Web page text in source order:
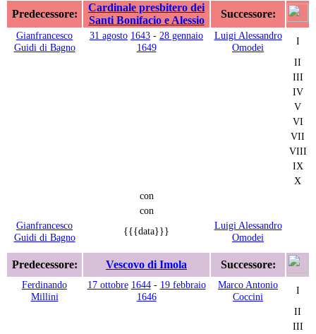
Predecessore:
Cardinale presbitero dei
Santi Bonifacio e Alessio
Successore:
Gianfrancesco
Guidi di Bagno
31 agosto 1643 - 28 gennaio
1649
Luigi Alessandro
Omodei
I
II
III
IV
V
VI
VII
VIII
IX
X
con
con
Gianfrancesco
Guidi di Bagno
{{{data}}}
Luigi Alessandro
Omodei
Predecessore: Vescovo di Imola Successore:
Ferdinando
Millini
17 ottobre 1644- 19 febbraio
1646
Marco Antonio
Coccini
I
II
III